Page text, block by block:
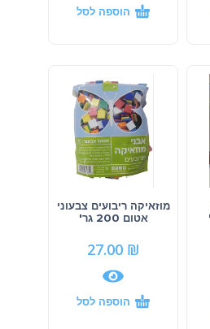
הוספה לסל
מוזאיקה ריבועים צבעוני
אטום 200 גר'
27.00 ₪
הוספה לסל